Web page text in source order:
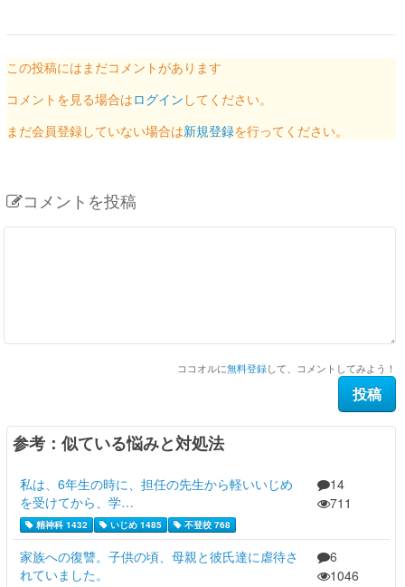
この投稿にはまだコメントがあります
コメントを見る場合はログイン してください。
まだ会員登録していない場合は新規登録を行ってください。
コメントを投稿
ココオルに無料登録して、コメントしてみよう！
参考：似ている悩みと対処法
私は、6年生の時に、担任の先生から軽いいじめ
を受けてから、学…
精神科 1432 いじめ 1485 不登校 768
14
711
家族への復讐。子供の頃、母親と彼氏達に虐待さ
れていました。
6
1046